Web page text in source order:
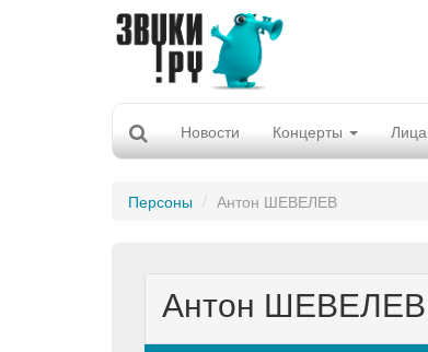
Новости Концерты Лица
Персоны Антон ШЕВЕЛЕВ
Антон ШЕВЕЛЕВ